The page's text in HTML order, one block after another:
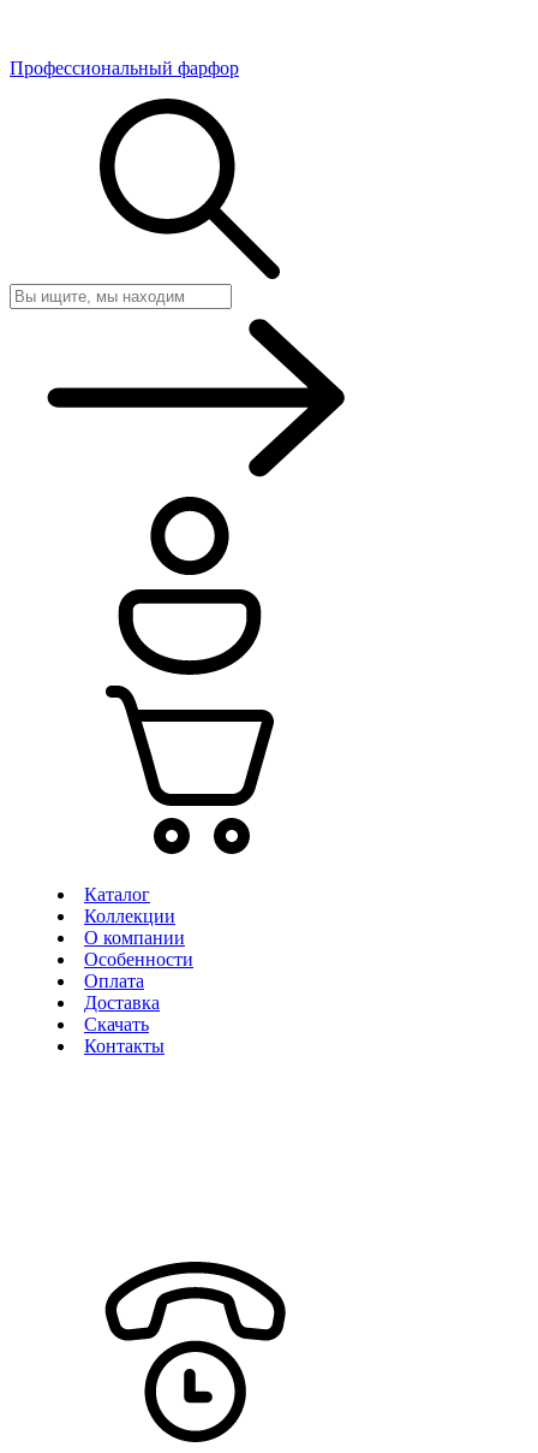
Профессиональный фарфор
Каталог
Коллекции
О компании
Особенности
Оплата
Доставка
Скачать
Контакты